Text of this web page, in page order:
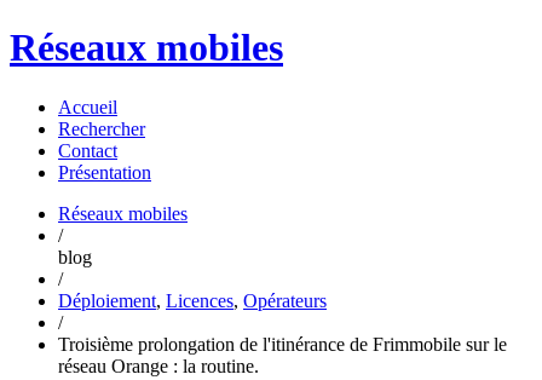
Réseaux mobiles
Accueil
Rechercher
Contact
Présentation
Réseaux mobiles
/
blog
/
Déploiement, Licences, Opérateurs
/
Troisième prolongation de l'itinérance de Frimmobile sur le
réseau Orange : la routine.